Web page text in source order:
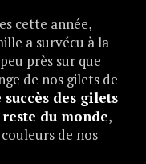
cette année,
a survécu à la
près sur que
de nos gilets de
succès des gilets
du monde,
de nos